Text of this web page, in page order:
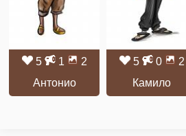
5 1
2
Антонио
5 0
2
Камило